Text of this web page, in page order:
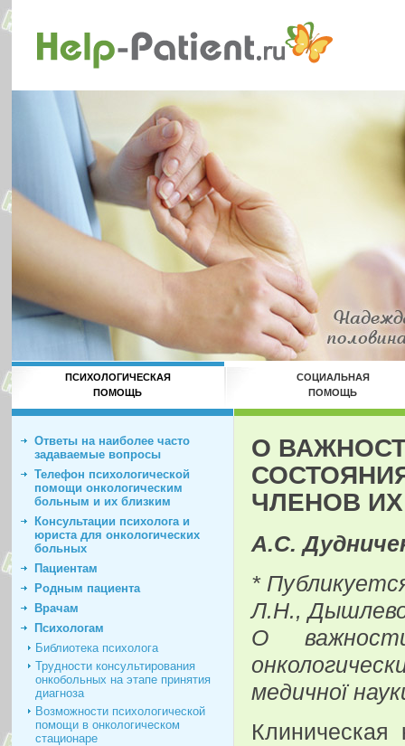
ПСИХОЛОГИЧЕСКАЯ
ПОМОЩЬ
СОЦИАЛЬНАЯ
ПОМОЩЬ
Ответы на наиболее часто
задаваемые вопросы
Телефон психологической
помощи онкологическим
больным и их близким
Консультации психолога и
юриста для онкологических
больных
Пациентам
Родным пациента
Врачам
Психологам
Библиотека психолога
Трудности консультирования
онкобольных на этапе принятия
диагноза
Возможности психологической
помощи в онкологическом
стационаре
О
ЧЛЕНОВ
А.С.
*
Л.Н.,
О
медичної
Клиническая